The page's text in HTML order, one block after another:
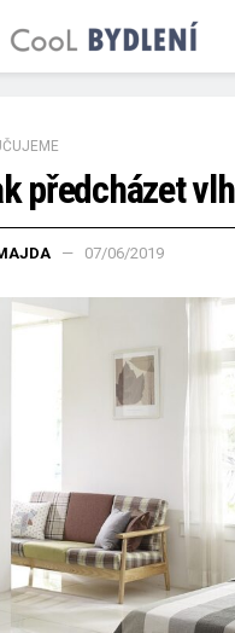
předcházet
07/06/2019